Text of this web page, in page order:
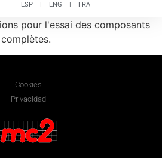
ESP ENG FRA
pour l'essai des composants
Cookies
Privacidad